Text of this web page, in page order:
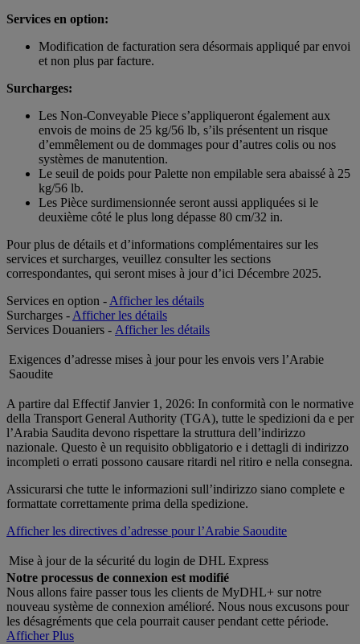
Services en option:
Modification de facturation sera désormais appliqué par envoi
et non plus par facture.
Surcharges:
Les Non-Conveyable Piece s’appliqueront également aux
envois de moins de 25 kg/56 lb, s’ils présentent un risque
d’emmêlement ou de dommages pour d’autres colis ou nos
systèmes de manutention.
Le seuil de poids pour Palette non empilable sera abaissé à 25
kg/56 lb.
Les Pièce surdimensionnée seront aussi appliquées si le
deuxième côté le plus long dépasse 80 cm/32 in.
Pour plus de détails et d’informations complémentaires sur les
services et surcharges, veuillez consulter les sections
correspondantes, qui seront mises à jour d’ici Décembre 2025.
Services en option -Afficher les détails
Surcharges -Afficher les détails
Services Douaniers - Afficher les détails
Exigences d’adresse mises à jour pour les envois vers l’Arabie
Saoudite
A partire dal Effectif Janvier 1, 2026: In conformità con le normative
della Transport General Authority (TGA), tutte le spedizioni da e per
l’Arabia Saudita devono rispettare la struttura dell’indirizzo
nazionale. Questo è un requisito obbligatorio e i dettagli di indirizzo
incompleti o errati possono causare ritardi nel ritiro e nella consegna.
Assicurarsi che tutte le informazioni sull’indirizzo siano complete e
formattate correttamente prima della spedizione.
Afficher les directives d’adresse pour l’Arabie Saoudite
Mise à jour de la sécurité du login de DHL Express
Notre processus de connexion est modifié
Nous allons faire passer tous les clients de MyDHL+ sur notre
nouveau système de connexion amélioré. Nous nous excusons pour
les désagréments que cela pourrait causer pendant cette période.
Afficher Plus